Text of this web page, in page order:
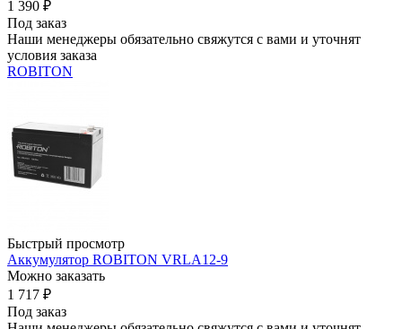
1 390 ₽
Под заказ
Наши менеджеры обязательно свяжутся с вами и уточнят
условия заказа
ROBITON
Быстрый просмотр
Аккумулятор ROBITON VRLA12-9
Можно заказать
1 717 ₽
Под заказ